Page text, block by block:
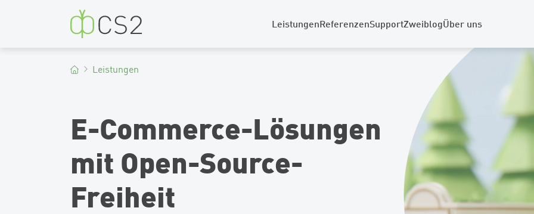
CS2
LeistungenReferenzenSupportZweiblogÜber uns
Leistungen
E-Commerce-Lösungen
mit Open-Source-
Freiheit